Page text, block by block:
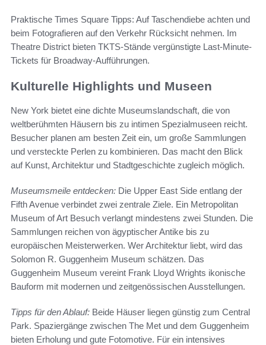
Praktische Times Square Tipps: Auf Taschendiebe achten und
beim Fotografieren auf den Verkehr Rücksicht nehmen. Im
Theatre District bieten TKTS-Stände vergünstigte Last-Minute-
Tickets für Broadway-Aufführungen.
Kulturelle Highlights und Museen
New York bietet eine dichte Museumslandschaft, die von
weltberühmten Häusern bis zu intimen Spezialmuseen reicht.
Besucher planen am besten Zeit ein, um große Sammlungen
und versteckte Perlen zu kombinieren. Das macht den Blick
auf Kunst, Architektur und Stadtgeschichte zugleich möglich.
Museumsmeile entdecken: Die Upper East Side entlang der
Fifth Avenue verbindet zwei zentrale Ziele. Ein Metropolitan
Museum of Art Besuch verlangt mindestens zwei Stunden. Die
Sammlungen reichen von ägyptischer Antike bis zu
europäischen Meisterwerken. Wer Architektur liebt, wird das
Solomon R. Guggenheim Museum schätzen. Das
Guggenheim Museum vereint Frank Lloyd Wrights ikonische
Bauform mit modernen und zeitgenössischen Ausstellungen.
Tipps für den Ablauf: Beide Häuser liegen günstig zum Central
Park. Spaziergänge zwischen The Met und dem Guggenheim
bieten Erholung und gute Fotomotive. Für ein intensives